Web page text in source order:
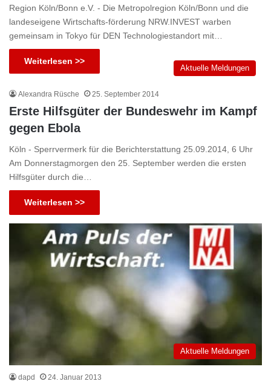
Region Köln/Bonn e.V. - Die Metropolregion Köln/Bonn und die
landeseigene Wirtschafts-förderung NRW.INVEST warben
gemeinsam in Tokyo für DEN Technologiestandort mit…
Weiterlesen >>
Aktuelle Meldungen
Alexandra Rüsche 25. September 2014
Erste Hilfsgüter der Bundeswehr im Kampf
gegen Ebola
Köln - Sperrvermerk für die Berichterstattung 25.09.2014, 6 Uhr
Am Donnerstagmorgen den 25. September werden die ersten
Hilfsgüter durch die…
Weiterlesen >>
Aktuelle Meldungen
dapd 24. Januar 2013